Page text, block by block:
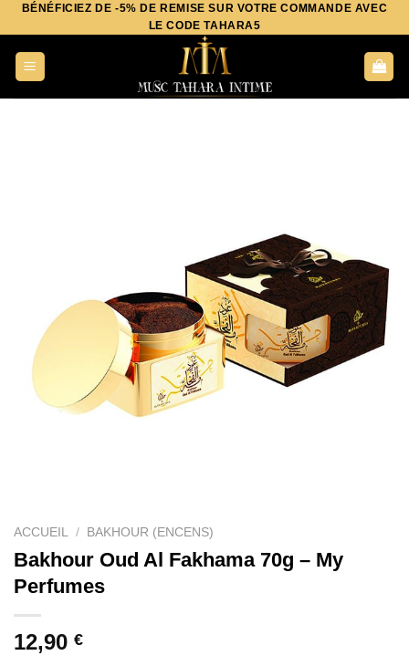
Aller
au
contenu
BÉNÉFICIEZ DE -5% DE REMISE SUR VOTRE COMMANDE AVEC
LE CODE TAHARA5
ACCUEIL / BAKHOUR (ENCENS)
Bakhour Oud Al Fakhama 70g – My
Perfumes
12,90 €